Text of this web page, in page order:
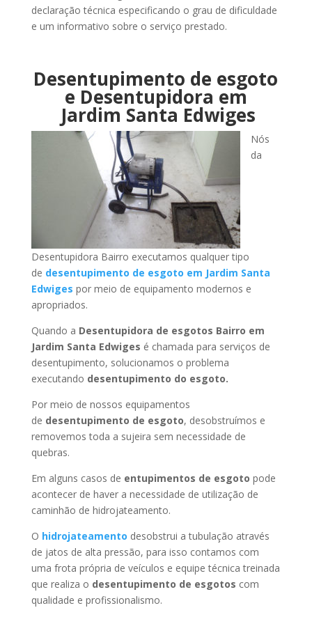
declaração técnica especificando o grau de dificuldade
e um informativo sobre o serviço prestado.
Desentupimento de esgoto
e Desentupidora em
Jardim Santa Edwiges
Nós
da
Desentupidora Bairro executamos qualquer tipo
de desentupimento de esgoto em Jardim Santa
Edwiges por meio de equipamento modernos e
apropriados.
Quando a Desentupidora de esgotos Bairro em
Jardim Santa Edwiges é chamada para serviços de
desentupimento, solucionamos o problema
executando desentupimento do esgoto.
Por meio de nossos equipamentos
de desentupimento de esgoto, desobstruímos e
removemos toda a sujeira sem necessidade de
quebras.
Em alguns casos de entupimentos de esgoto pode
acontecer de haver a necessidade de utilização de
caminhão de hidrojateamento.
O hidrojateamento desobstrui a tubulação através
de jatos de alta pressão, para isso contamos com
uma frota própria de veículos e equipe técnica treinada
que realiza o desentupimento de esgotos com
qualidade e profissionalismo.